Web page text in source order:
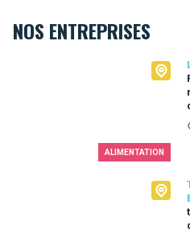
NOS ENTREPRISES
ALIMENTATION
Teinturerie de la Senne